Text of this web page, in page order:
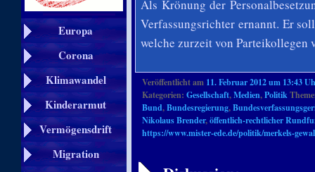
Europa
Corona
Klimawandel
Kinderarmut
Vermögensdrift
Migration
Als Krönung der
Verfassungsrichter ernannt. Er
welche zurzeit von Parteikollegen
Veröffentlicht am 11. Februar 2012 um 13:43
Kategorien: Gesellschaft,Medien,Politik
Bund,Bundesregierung,
Nikolaus Brender,öffentlich-rechtlicher
https://www.mister-ede.de/politik/merkels-